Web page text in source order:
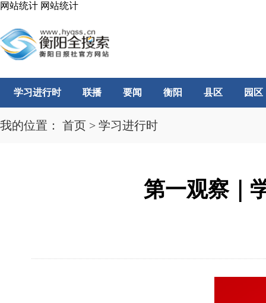
网站统计 网站统计
学习进行时 联播 要闻 衡阳 县区 园区
我的位置： 首页 > 学习进行时
第一观察｜